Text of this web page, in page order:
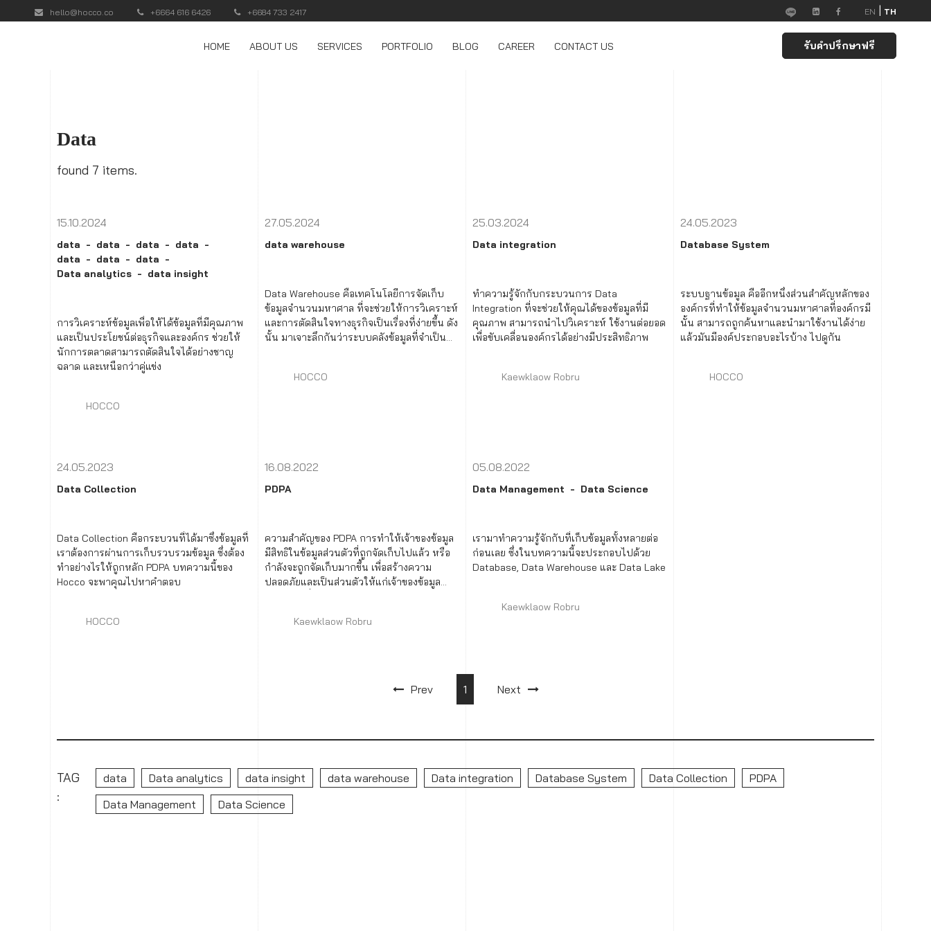
hello@hocco.co +6664 616 6426 +6684 733 2417 EN TH
HOME ABOUT US SERVICES PORTFOLIO BLOG CAREER CONTACT US รับคำปรึกษาฟรี
Data
found 7 items.
15.10.2024
data data data
data
data
data
data
Data analytics
data insight
การวิเคราะห์ข้อมูลเพื่อให้ได้ข้อมูลที่มีคุณภาพ
และเป็นประโยชน์ต่อธุรกิจและองค์กร ช่วยให้
นักการตลาดสามารถตัดสินใจได้อย่างชาญ
ฉลาด และเหนือกว่าคู่แข่ง
HOCCO
27.05.2024
data warehouse
Data Warehouse คือเทคโนโลยีการจัดเก็บ
ข้อมูลจำนวนมหาศาล ที่จะช่วยให้การวิเคราะห์
และการตัดสินใจทางธุรกิจเป็นเรื่องที่ง่ายขึ้น ดัง
นั้น มาเจาะลึกกันว่าระบบคลังข้อมูลที่จำเป็น
HOCCO
25.03.2024
Data integration
ทำความรู้จักกับกระบวนการ Data
Integration ที่จะช่วยให้คุณได้ของข้อมูลที่มี
คุณภาพ สามารถนำไปวิเคราะห์ ใช้งานต่อยอด
เพื่อขับเคลื่อนองค์กรได้อย่างมีประสิทธิภาพ
Kaewklaow Robru
24.05.2023
Database System
ระบบฐานข้อมูล คืออีกหนึ่งส่วนสำคัญหลักของ
องค์กรที่ทำให้ข้อมูลจำนวนมหาศาลที่องค์กรมี
นั้น สามารถถูกค้นหาและนำมาใช้งานได้ง่าย
แล้วมันมีองค์ประกอบอะไรบ้าง ไปดูกัน
HOCCO
24.05.2023
Data Collection
Data Collection คือกระบวนที่ได้มาซึ่งข้อมูลที่
เราต้องการผ่านการเก็บรวบรวมข้อมูล ซึ่งต้อง
ทำอย่างไรให้ถูกหลัก PDPA บทความนี้ของ
Hocco จะพาคุณไปหาคำตอบ
HOCCO
16.08.2022
PDPA
ความสำคัญของ PDPA การทำให้เจ้าของข้อมูล
มีสิทธิในข้อมูลส่วนตัวที่ถูกจัดเก็บไปแล้ว หรือ
กำลังจะถูกจัดเก็บมากขึ้น เพื่อสร้างความ
ปลอดภัยและเป็นส่วนตัวให้แก่เจ้าของข้อมูล
เข้าถึงข้อมูลส่วนตัว สามารถคัดค้านและเพิก
Kaewklaow Robru
05.08.2022
Data Management Data Science
เรามาทำความรู้จักกับที่เก็บข้อมูลทั้งหลายต่อ
ก่อนเลย ซึ่งในบทความนี้จะประกอบไปด้วย
Database, Data Warehouse และ Data Lake
Kaewklaow Robru
Prev 1 Next
TAG
:
data Data analytics data insight data warehouse Data integration Database System Data Collection
PDPA
Data Management
Data Science